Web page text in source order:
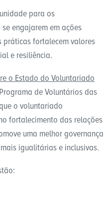
para os
engajarem em ações
práticas fortalecem valores
e resiliência.
o Estado do Voluntariado
de Voluntários das
o voluntariado
fortalecimento das relações
uma melhor governança
igualitárias e inclusivas.​